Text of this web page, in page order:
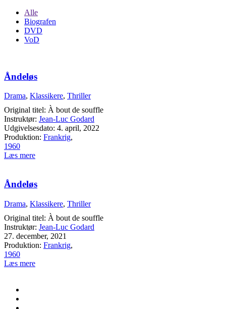
Alle
Biografen
DVD
VoD
Åndeløs
Drama, Klassikere, Thriller
Original titel: À bout de souffle
Instruktør: Jean-Luc Godard
Udgivelsesdato: 4. april, 2022
Produktion: Frankrig,
1960
Læs mere
Åndeløs
Drama, Klassikere, Thriller
Original titel: À bout de souffle
Instruktør: Jean-Luc Godard
27. december, 2021
Produktion: Frankrig,
1960
Læs mere